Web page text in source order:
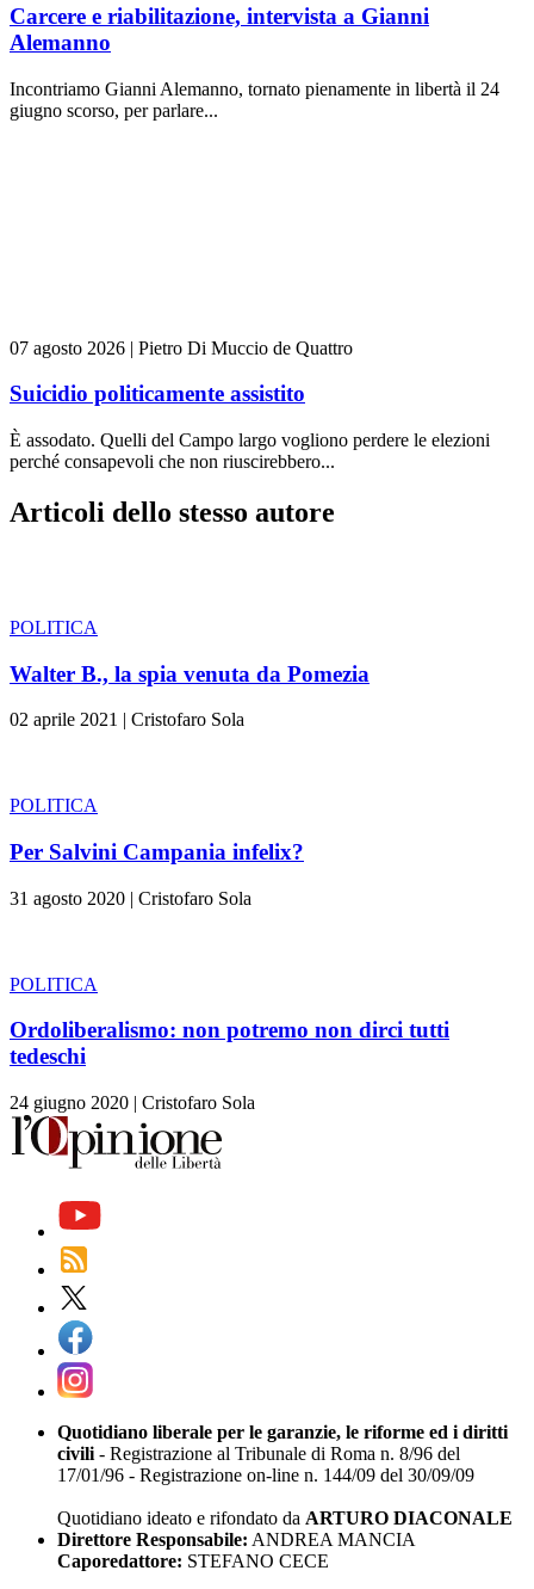
Carcere e riabilitazione, intervista a Gianni
Alemanno
Incontriamo Gianni Alemanno, tornato pienamente in libertà il 24
giugno scorso, per parlare...
07 agosto 2026 | Pietro Di Muccio de Quattro
Suicidio politicamente assistito
È assodato. Quelli del Campo largo vogliono perdere le elezioni
perché consapevoli che non riuscirebbero...
Articoli dello stesso autore
POLITICA
Walter B., la spia venuta da Pomezia
02 aprile 2021 | Cristofaro Sola
POLITICA
Per Salvini Campania infelix?
31 agosto 2020 | Cristofaro Sola
POLITICA
Ordoliberalismo: non potremo non dirci tutti
tedeschi
24 giugno 2020 | Cristofaro Sola
Quotidiano liberale per le garanzie, le riforme ed i diritti
civili - Registrazione al Tribunale di Roma n. 8/96 del
17/01/96 - Registrazione on-line n. 144/09 del 30/09/09
Quotidiano ideato e rifondato da ARTURO DIACONALE
Direttore Responsabile: ANDREA MANCIA
Caporedattore: STEFANO CECE